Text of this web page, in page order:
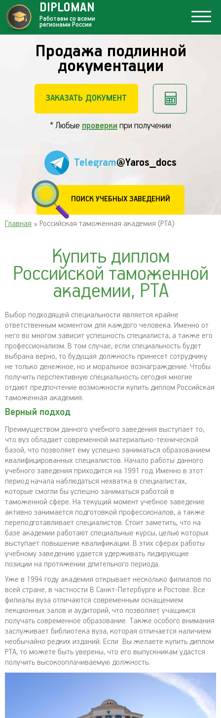
Продажа подлинной
документации
ЗАКАЗАТЬ ДОКУМЕНТ
* Любые проверки при получении
Telegram@Yaros_docs
ПОИСК УЧЕБНЫХ ЗАВЕДЕНИЙ
DIPLOMAN
Работаем со всеми
регионами России
Главная » Российская таможенная академия (РТА)
Купить диплом
Российской таможенной
академии, РТА
Выбор подходящей специальности является крайне
ответственным моментом для каждого человека. Именно от
него во многом зависит успешность специалиста, а также его
профессионализм. В том случае, если специальность будет
выбрана верно, то будущая должность принесет сотруднику
не только денежное, но и моральное вознаграждение. Чтобы
получить перспективную специальность сегодня многие
отдают предпочтение возможности купить диплом Российская
таможенная академия.
Верный подход
Преимуществом данного учебного заведения выступает то,
что вуз обладает современной материально-технической
базой, что позволяет ему успешно заниматься образованием
квалифицированных специалистов. Начало работы данного
учебного заведения приходится на 1991 год. Именно в этот
период начала наблюдаться нехватка в специалистах,
которые смогли бы успешно заниматься работой в
таможенной сфере. На текущий момент учебное заведение
активно занимается подготовкой профессионалов, а также
переподготавливает специалистов. Стоит заметить, что на
базе академии работают специальные курсы, целью которых
выступает повышение квалификации. В этих сферах работы
учебному заведению удается удерживать лидирующие
позиции на протяжении длительного периода.
Уже в 1994 году академия открывает несколько филиалов по
всей стране, в частности В Санкт-Петербурге и Ростове. Все
филиалы вуза отличаются современным оснащением
лекционных залов и аудиторий, что позволяет учащимся
получать современное образование. Также особого внимания
заслуживает библиотека вуза, которая отличается наличием
необычайно редких изданий. Если Вы желаете купить диплом
РТА, то можете быть уверены, что его выпускникам удастся
получить высокооплачиваемую должность.